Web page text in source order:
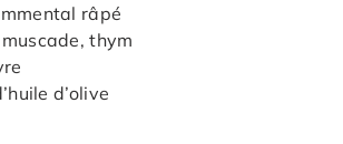
râpé
thym
d’olive